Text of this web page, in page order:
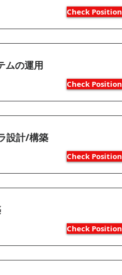
Check Position
ムの運用
Check Position
設計/構築
Check Position
Check Position